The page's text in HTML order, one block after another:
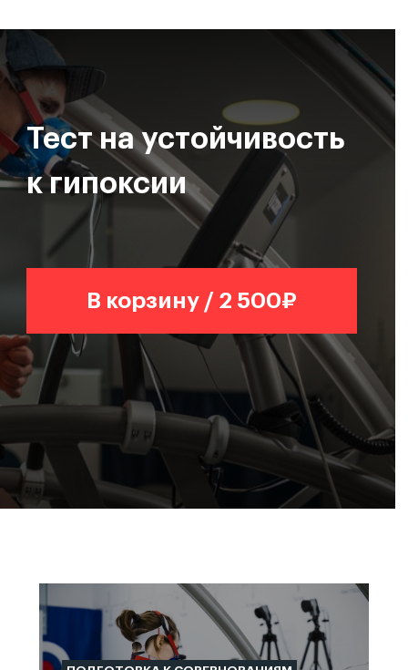
Тест на устойчивость
к гипоксии
В корзину / 2 500₽